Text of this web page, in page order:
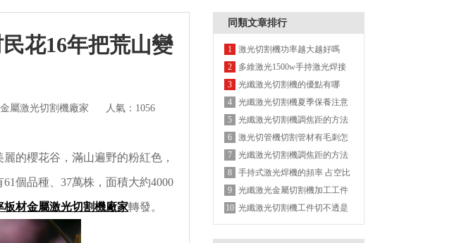
花16年把荒山變
屬激光切割機廠家
人氣：1056
的櫻花谷，滿山遍野的粉紅色，
個品種、37萬株，面積大約4000
板材金屬激光切割機廠家轉發。
同類文章排行
1
激光切割機功率越大越好嗎
2
多維激光1500w手持激光焊接
機
3
光纖激光切割機的優點有哪
些？
4
光纖激光切割機夏季保養注意
事項
5
光纖激光切割機調焦距的方法
介紹
6
激光切管機切割管材有毛刺怎
么解決？
7
光纖激光切割機調焦距的方法
介紹
8
手持式激光焊機的頻率 占空比
是什么意思？
9
光纖激光金屬切割機加工工件
時,切割順序應遵循什么原則?
10 光纖激光切割機工件切不透是
什么原因?